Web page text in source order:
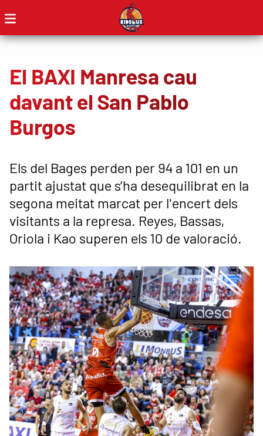
El BAXI Manresa cau
davant el San Pablo
Burgos
Els del Bages perden per 94 a 101 en un
partit ajustat que s’ha desequilibrat en la
segona meitat marcat per l'encert dels
visitants a la represa. Reyes, Bassas,
Oriola i Kao superen els 10 de valoració.